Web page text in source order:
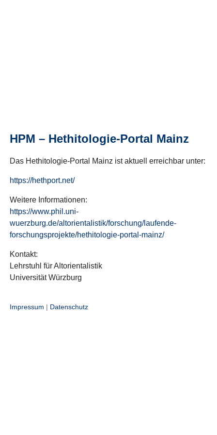
HPM – Hethitologie-Portal Mainz
Das Hethitologie-Portal Mainz ist aktuell erreichbar unter:
https://hethport.net/
Weitere Informationen:
https://www.phil.uni-
wuerzburg.de/altorientalistik/forschung/laufende-
forschungsprojekte/hethitologie-portal-mainz/
Kontakt:
Lehrstuhl für Altorientalistik
Universität Würzburg
Impressum | Datenschutz